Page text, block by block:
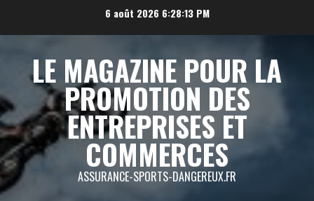
6 août 2026 6:28:14 PM
LE MAGAZINE POUR LA
PROMOTION DES
ENTREPRISES ET
COMMERCES
ASSURANCE-SPORTS-DANGEREUX.FR